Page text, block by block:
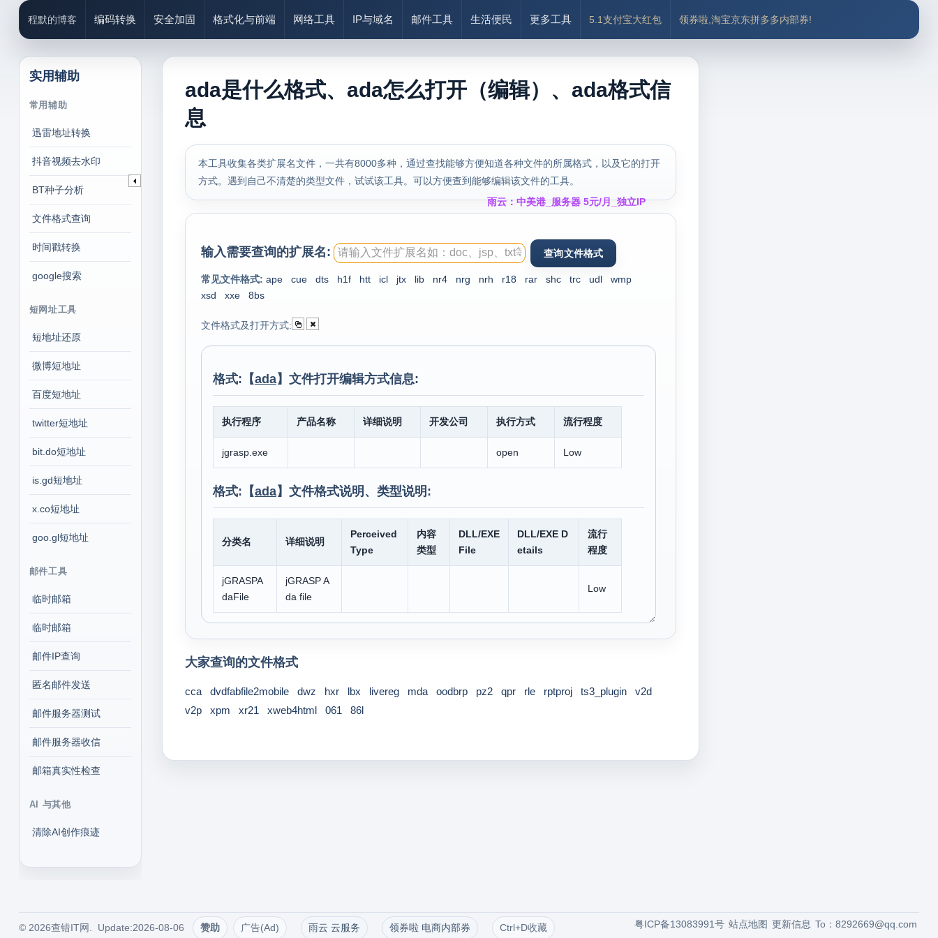
程默的博客 编码转换 安全加固 格式化与前端 网络工具 IP与域名 邮件工具 生活便民 更多工具 5.1支付宝大红包 领券啦,淘宝京东拼多多内部券!
实用辅助
常用辅助
迅雷地址转换
抖音视频去水印
BT种子分析
文件格式查询
时间戳转换
google搜索
短网址工具
短地址还原
微博短地址
百度短地址
twitter短地址
bit.do短地址
is.gd短地址
x.co短地址
goo.gl短地址
邮件工具
临时邮箱
临时邮箱
邮件IP查询
匿名邮件发送
邮件服务器测试
邮件服务器收信
邮箱真实性检查
AI 与其他
清除AI创作痕迹
ada是什么格式、ada怎么打开（编辑）、ada格式信
息
本工具收集各类扩展名文件，一共有8000多种，通过查找能够方便知道各种文件的所属格式，以及它的打开
方式。遇到自己不清楚的类型文件，试试该工具。可以方便查到能够编辑该文件的工具。
雨云：中美港_服务器 5元/月_独立IP
输入需要查询的扩展名:
常见文件格式: ape cue dts h1f htt icl jtx lib nr4 nrg nrh r18 rar shc trc udl
wmp
xsd
xxe 8bs
文件格式及打开方式:
格式:【ada】文件打开编辑方式信息:
执行程序 产品名称 详细说明 开发公司 执行方式 流行程度
jgrasp.exe open Low
格式:【ada】文件格式说明、类型说明:
分类名 详细说明
Perceived
Type
内容
类型
DLL/EXE
File
DLL/EXE D
etails
流行
程度
jGRASPA
daFile
jGRASP A
da file
Low
大家查询的文件格式
cca dvdfabfile2mobile dwz hxr lbx livereg mda oodbrp pz2 qpr rle rptproj ts3_plugin
v2d
v2p
xpm xr21 xweb4html 061 86l
© 2026查错IT网. Update:2026-08-06 赞助 广告(Ad) 雨云 云服务 领券啦 电商内部券 Ctrl+D收藏 To：8292669@qq.com
更新信息
站点地图
粤ICP备13083991号